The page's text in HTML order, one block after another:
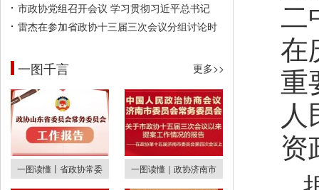
市政协党组召开会议 学习贯彻习近平总书记
雷杰在参加省政协十三届三次会议分组讨论时
一图千言 更多>>
一图读懂丨省政协常委 一图读懂｜政协济南市
二
在
重
资